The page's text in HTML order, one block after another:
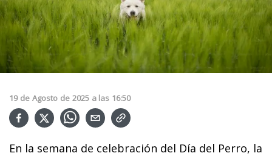
19 de Agosto de 2025 a las 16:50
En la semana de celebración del Día del Perro, la